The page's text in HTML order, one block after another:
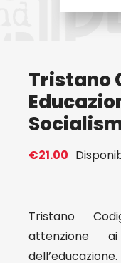
Tristano
€21.00
Tristano
attenzione